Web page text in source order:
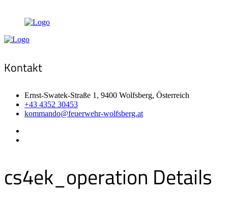
Kontakt
Ernst-Swatek-Straße 1, 9400 Wolfsberg, Österreich
+43 4352 30453
kommando@feuerwehr-wolfsberg.at
cs4ek_operation Details